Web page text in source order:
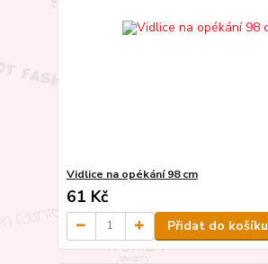
Vidlice na opékání 98 cm
61 Kč
Přidat do košíku